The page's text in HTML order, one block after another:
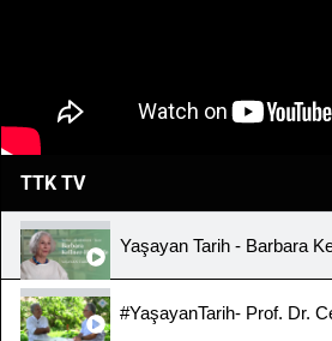
TTK TV
Yaşayan Tarih - Barbara
#YaşayanTarih- Prof. Dr.